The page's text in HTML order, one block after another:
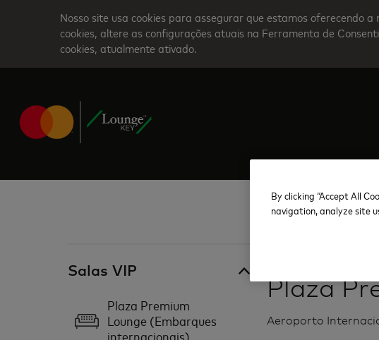
content
Nosso site usa cookies para assegurar que estamos oferecendo
cookies, altere as configurações atuais na Ferramenta de
cookies, atualmente ativado.
Salas VIP
Plaza Premium
Lounge (Embarques
internacionais)
Aeroporto
Plaza
Aeroporto
By clicking “Accept All
navigation, analyze site